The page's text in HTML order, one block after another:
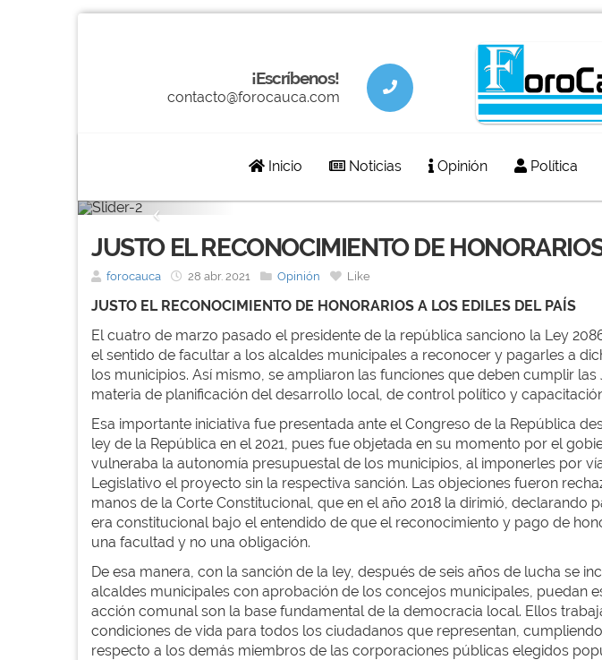
¡Escríbenos!
contacto@forocauca.com
Inicio Noticias Opinión Política
Previous
JUSTO EL RECONOCIMIENTO DE
forocauca 28 abr. 2021 Opinión Like
JUSTO EL RECONOCIMIENTO DE HONORARIOS A LOS EDILES DEL PAÍS
El cuatro de marzo pasado el presidente de la república sanciono la Ley
el sentido de facultar a los alcaldes municipales a reconocer y pagarles a
los municipios. Así mismo, se ampliaron las funciones que deben cumplir
materia de planificación del desarrollo local, de control político y
Esa importante iniciativa fue presentada ante el Congreso de la República
ley de la República en el 2021, pues fue objetada en su momento por el
vulneraba la autonomía presupuestal de los municipios, al imponerles por
Legislativo el proyecto sin la respectiva sanción. Las objeciones fueron
manos de la Corte Constitucional, que en el año 2018 la dirimió,
era constitucional bajo el entendido de que el reconocimiento y pago de
una facultad y no una obligación.
De esa manera, con la sanción de la ley, después de seis años de lucha
alcaldes municipales con aprobación de los concejos municipales, puedan
acción comunal son la base fundamental de la democracia local. Ellos
condiciones de vida para todos los ciudadanos que representan,
respecto a los demás miembros de las corporaciones públicas elegidos